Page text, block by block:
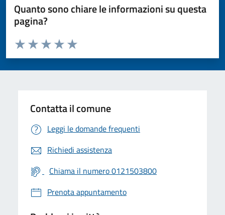
Quanto sono chiare le informazioni su questa
pagina?
Valuta da 1 a 5 stelle la pagina
Valuta 5 stelle su 5
Valuta 4 stelle su 5
Valuta 3 stelle su 5
Valuta 2 stelle su 5
Valuta 1 stelle su 5
Contatta il comune
Leggi le domande frequenti
Richiedi assistenza
Chiama il numero 0121503800
Prenota appuntamento